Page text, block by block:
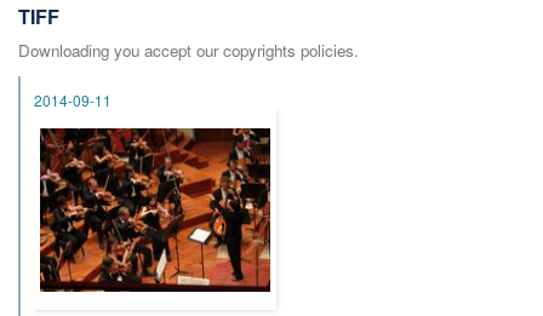
TIFF
Downloading you accept our copyrights policies.
2014-09-11